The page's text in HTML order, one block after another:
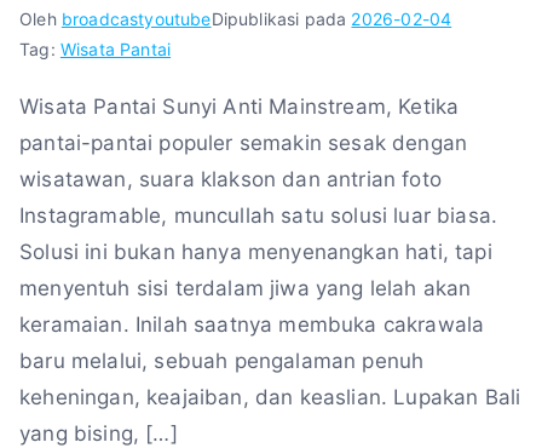
Oleh broadcastyoutubeDipublikasi pada 2026-02-04
Tag: Wisata Pantai
Wisata Pantai Sunyi Anti Mainstream, Ketika
pantai-pantai populer semakin sesak dengan
wisatawan, suara klakson dan antrian foto
Instagramable, muncullah satu solusi luar biasa.
Solusi ini bukan hanya menyenangkan hati, tapi
menyentuh sisi terdalam jiwa yang lelah akan
keramaian. Inilah saatnya membuka cakrawala
baru melalui, sebuah pengalaman penuh
keheningan, keajaiban, dan keaslian. Lupakan Bali
yang bising, […]